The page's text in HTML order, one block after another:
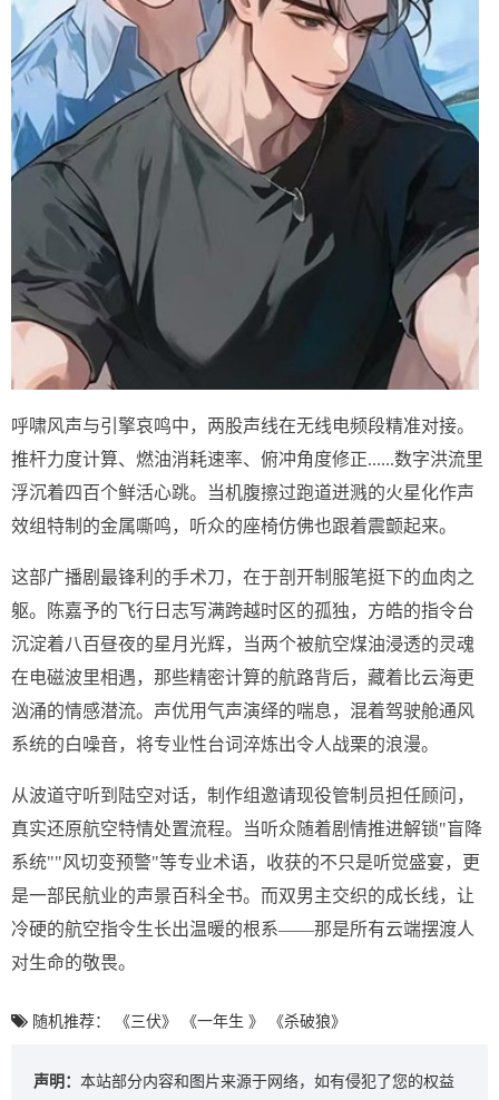
呼啸风声与引擎哀鸣中，两股声线在无线电频段精准对接。
推杆力度计算、燃油消耗速率、俯冲角度修正......数字洪流里
浮沉着四百个鲜活心跳。当机腹擦过跑道迸溅的火星化作声
效组特制的金属嘶鸣，听众的座椅仿佛也跟着震颤起来。
这部广播剧最锋利的手术刀，在于剖开制服笔挺下的血肉之
躯。陈嘉予的飞行日志写满跨越时区的孤独，方皓的指令台
沉淀着八百昼夜的星月光辉，当两个被航空煤油浸透的灵魂
在电磁波里相遇，那些精密计算的航路背后，藏着比云海更
汹涌的情感潜流。声优用气声演绎的喘息，混着驾驶舱通风
系统的白噪音，将专业性台词淬炼出令人战栗的浪漫。
从波道守听到陆空对话，制作组邀请现役管制员担任顾问，
真实还原航空特情处置流程。当听众随着剧情推进解锁"盲降
系统""风切变预警"等专业术语，收获的不只是听觉盛宴，更
是一部民航业的声景百科全书。而双男主交织的成长线，让
冷硬的航空指令生长出温暖的根系——那是所有云端摆渡人
对生命的敬畏。
随机推荐： 《三伏》 《一年生 》 《杀破狼》
声明： 本站部分内容和图片来源于网络，如有侵犯了您的权益